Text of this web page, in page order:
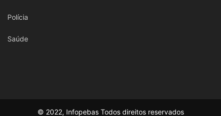
Polícia
Saúde
© 2022, Infopebas Todos direitos reservados